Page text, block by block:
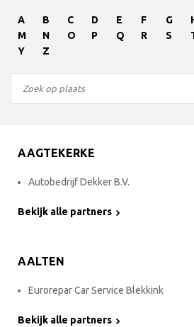
A B C D E F G
M
N O P Q R S
Y
Z
AAGTEKERKE
Autobedrijf Dekker B.V.
Bekijk alle partners
AALTEN
Eurorepar Car Service Blekkink
Bekijk alle partners